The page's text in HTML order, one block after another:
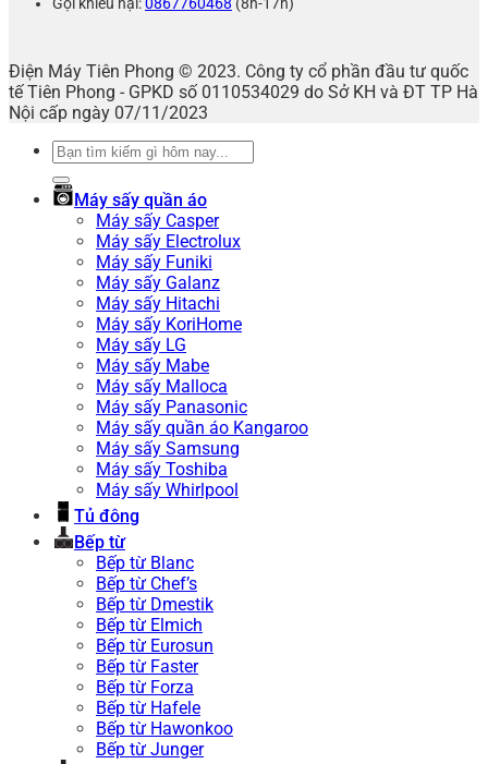
Điện Máy Tiên Phong © 2023. Công ty cổ phần đầu tư quốc
tế Tiên Phong - GPKD số 0110534029 do Sở KH và ĐT TP Hà
Nội cấp ngày 07/11/2023
Tìm
Máy sấy quần áo
Máy sấy Casper
Máy sấy Electrolux
Máy sấy Funiki
Máy sấy Galanz
Máy sấy Hitachi
Máy sấy KoriHome
Máy sấy LG
Máy sấy Mabe
Máy sấy Malloca
Máy sấy Panasonic
Máy sấy quần áo Kangaroo
Máy sấy Samsung
Máy sấy Toshiba
Máy sấy Whirlpool
Tủ đông
Bếp từ
Bếp từ Blanc
Bếp từ Chef’s
Bếp từ Dmestik
Bếp từ Elmich
Bếp từ Eurosun
Bếp từ Faster
Bếp từ Forza
Bếp từ Hafele
Bếp từ Hawonkoo
Bếp từ Junger